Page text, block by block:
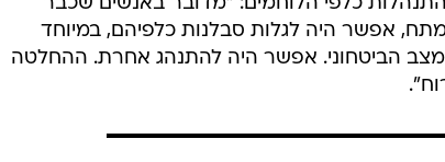
אפשר היה לגלות סבלנות כלפיהם, במיוחד
הביטחוני. אפשר היה להתנהג אחרת. ההחלטה